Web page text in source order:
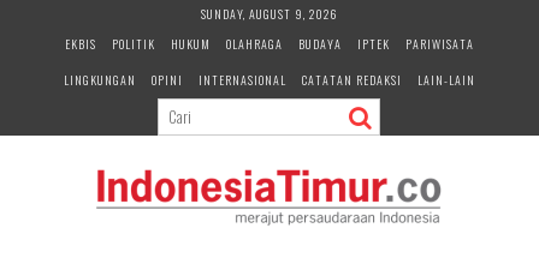
SUNDAY, AUGUST 9, 2026
EKBIS
POLITIK HUKUM OLAHRAGA BUDAYA IPTEK
PARIWISATA
LINGKUNGAN
OPINI INTERNASIONAL CATATAN REDAKSI LAIN-LAIN